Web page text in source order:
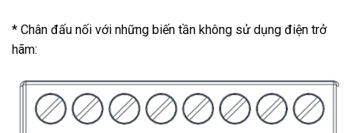
* Chân đấu nối với những biến tần không sử dụng điện trở
hãm: